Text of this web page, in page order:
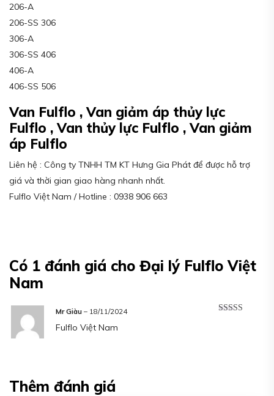
206-A
206-SS 306
306-A
306-SS 406
406-A
406-SS 506
Van Fulflo , Van giảm áp thủy lực
Fulflo , Van thủy lực Fulflo , Van giảm
áp Fulflo
Liên hệ : Công ty TNHH TM KT Hưng Gia Phát để được hỗ trợ
giá và thời gian giao hàng nhanh nhất.
Fulflo Việt Nam / Hotline : 0938 906 663
Có 1 đánh giá cho Đại lý Fulflo Việt
Nam
Mr Giàu – 18/11/2024
Fulflo Việt Nam
Thêm đánh giá